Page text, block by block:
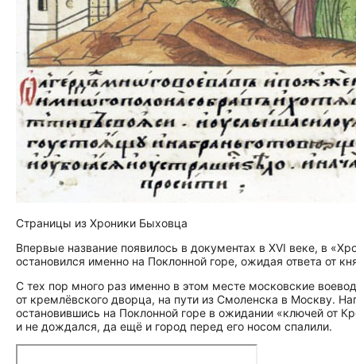
Страницы из Хроники Быховца
Впервые название появилось в документах в XVI веке, в
остановился именно на Поклонной горе, ожидая ответа от
С тех пор много раз именно в этом месте московские
от кремлёвского дворца, на пути из Смоленска в Москву.
остановившись на Поклонной горе в ожидании «ключей от
и не дождался, да ещё и город перед его носом спалили.